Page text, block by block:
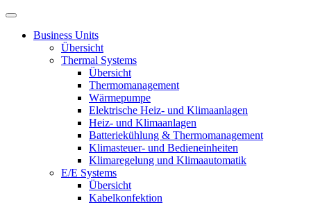
Business Units
Übersicht
Thermal Systems
Übersicht
Thermomanagement
Wärmepumpe
Elektrische Heiz- und Klimaanlagen
Heiz- und Klimaanlagen
Batteriekühlung & Thermomanagement
Klimasteuer- und Bedieneinheiten
Klimaregelung und Klimaautomatik
E/E Systems
Übersicht
Kabelkonfektion